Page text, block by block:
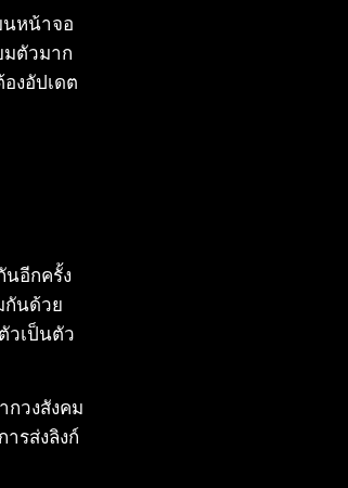
นหน้าจอ
มตัวมาก
งอัปเดต
นอีกครั้ง
กันด้วย
วเป็นตัว
กวงสังคม
รส่งลิงก์